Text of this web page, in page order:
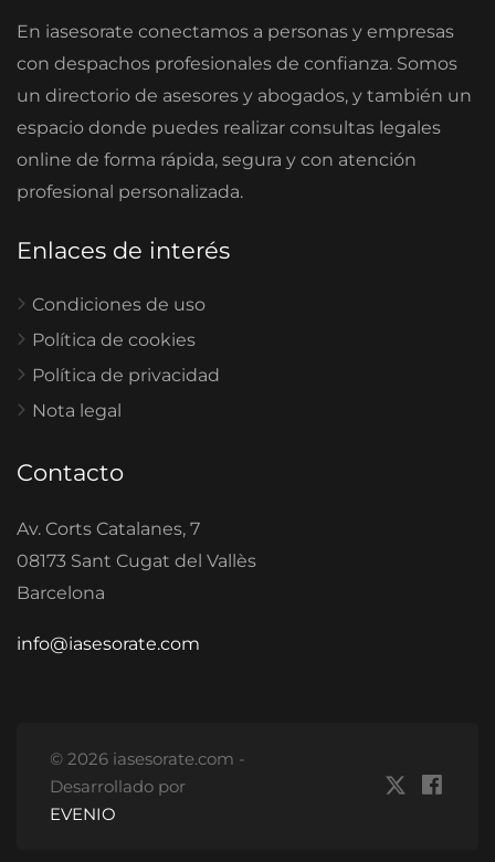
En iasesorate conectamos a personas y empresas
con despachos profesionales de confianza. Somos
un directorio de asesores y abogados, y también un
espacio donde puedes realizar consultas legales
online de forma rápida, segura y con atención
profesional personalizada.
Enlaces de interés
Condiciones de uso
Política de cookies
Política de privacidad
Nota legal
Contacto
Av. Corts Catalanes, 7
08173 Sant Cugat del Vallès
Barcelona
info@iasesorate.com
© 2026 iasesorate.com -
Desarrollado por
EVENIO